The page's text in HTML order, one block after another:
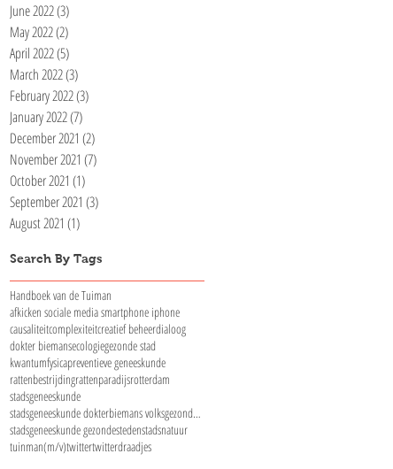
June 2022(3)
May 2022(2)
April 2022(5)
March 2022(3)
February 2022(3)
January 2022(7)
December 2021 (2)
November 2021 (7)
October 2021 (1)
September 2021 (3)
August 2021 (1)
Search By Tags
Handboek van de Tuiman
afkicken sociale media smartphone iphone
causaliteitcomplexiteitcreatief beheerdialoog
dokter biemansecologiegezonde stad
kwantumfysicapreventieve geneeskunde
rattenbestrijdingrattenparadijsrotterdam
stadsgeneeskunde
stadsgeneeskunde dokterbiemans volksgezondheid
stadsgeneeskunde gezondestedenstadsnatuur
tuinman(m/v)twittertwitterdraadjes